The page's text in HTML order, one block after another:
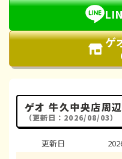
ゲ
ゲオ 牛久中央店周
（更新日：2026/08/03）
更新日